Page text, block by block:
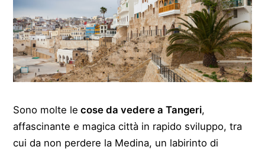
Sono molte le cose da vedere a Tangeri,
affascinante e magica città in rapido sviluppo, tra
cui da non perdere la Medina, un labirinto di